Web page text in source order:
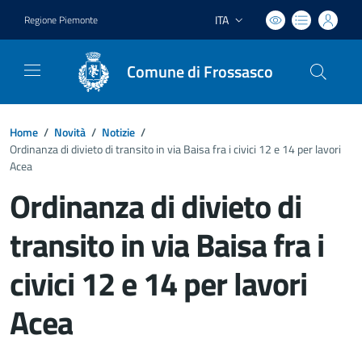
Regione Piemonte Lingua attiva:
ITA
Comune di Frossasco
Home / Novità / Notizie /
Ordinanza di divieto di transito in via Baisa fra i civici 12 e 14 per lavori
Acea
Ordinanza di divieto di
transito in via Baisa fra i
civici 12 e 14 per lavori
Acea